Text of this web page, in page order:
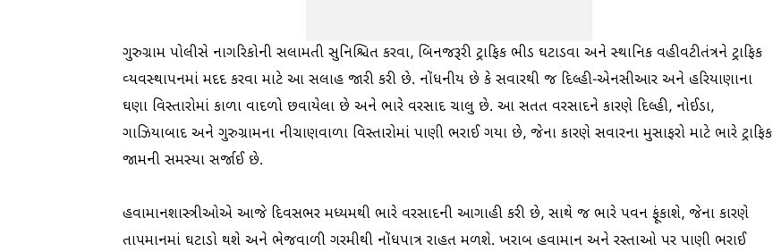
ગુરુગ્રામ પોલીસે નાગરિકોની સલામતી સુનિશ્ચિત કરવા, બિનજરૂરી ટ્રાફિક ભીડ ઘટાડવા અને સ્થાનિક વહીવટીતંત્રને ટ્રાફિક
વ્યવસ્થાપનમાં મદદ કરવા માટે આ સલાહ જારી કરી છે. નોંધનીય છે કે સવારથી જ દિલ્હી-એનસીઆર અને હરિયાણાના
ઘણા વિસ્તારોમાં કાળા વાદળો છવાયેલા છે અને ભારે વરસાદ ચાલુ છે. આ સતત વરસાદને કારણે દિલ્હી, નોઈડા,
ગાઝિયાબાદ અને ગુરુગ્રામના નીચાણવાળા વિસ્તારોમાં પાણી ભરાઈ ગયા છે, જેના કારણે સવારના મુસાફરો માટે ભારે ટ્રાફિક
જામની સમસ્યા સર્જાઈ છે.
હવામાનશાસ્ત્રીઓએ આજે દિવસભર મધ્યમથી ભારે વરસાદની આગાહી કરી છે, સાથે જ ભારે પવન ફૂંકાશે, જેના કારણે
તાપમાનમાં ઘટાડો થશે અને ભેજવાળી ગરમીથી નોંધપાત્ર રાહત મળશે. ખરાબ હવામાન અને રસ્તાઓ પર પાણી ભરાઈ